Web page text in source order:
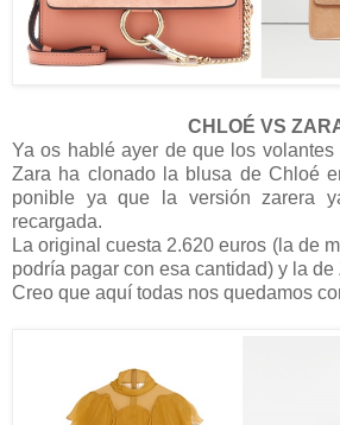
CHLOÉ VS
Ya os hablé ayer de que los
Zara ha clonado la blusa de Chloé
ponible ya que la versión zarera
recargada.
La original cuesta 2.620 euros (la de
podría pagar con esa cantidad) y la
Creo que aquí todas nos quedamos